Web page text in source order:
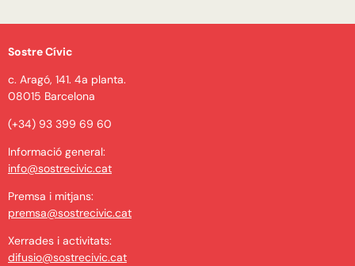
Sostre Cívic
c. Aragó, 141. 4a planta.
08015 Barcelona
(+34) 93 399 69 60
Informació general:
info@sostrecivic.cat
Premsa i mitjans:
premsa@sostrecivic.cat
Xerrades i activitats:
difusio@sostrecivic.cat